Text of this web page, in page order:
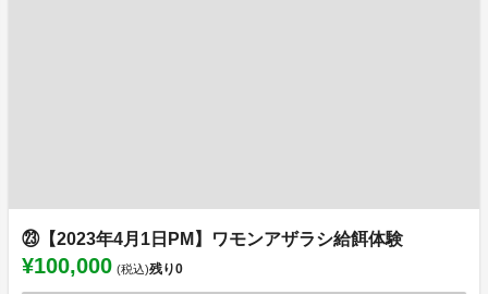
㉓【2023年4月1日PM】ワモンアザラシ給餌体験
¥100,000 (税込)残り0